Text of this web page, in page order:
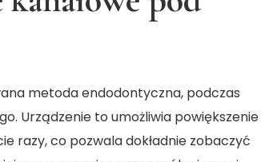
metoda endodontyczna, podczas
Urządzenie to umożliwia powiększenie
razy, co pozwala dokładnie zobaczyć